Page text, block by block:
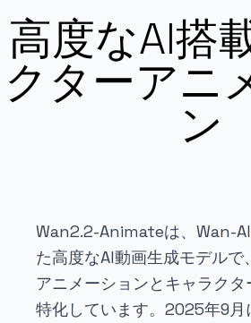
高度なAI搭
クターアニ
ン
Wan2.2-Animateは、Wan-
た高度なAI動画生成モデルで
アニメーションとキャラクタ
特化しています。2025年9月